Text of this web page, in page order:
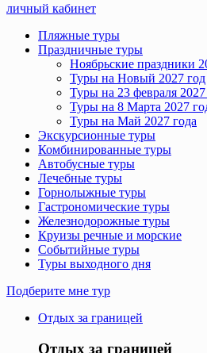
личный кабинет
Пляжные туры
Праздничные туры
Ноябрьские праздники
Туры на Новый 2027 год
Туры на 23 февраля 2027
Туры на 8 Марта 2027
Туры на Май 2027 года
Экскурсионные туры
Комбинированные туры
Автобусные туры
Лечебные туры
Горнолыжные туры
Гастрономические туры
Железнодорожные туры
Круизы речные и морские
Событийные туры
Туры выходного дня
Подберите мне тур
Отдых за границей
Отдых за границей